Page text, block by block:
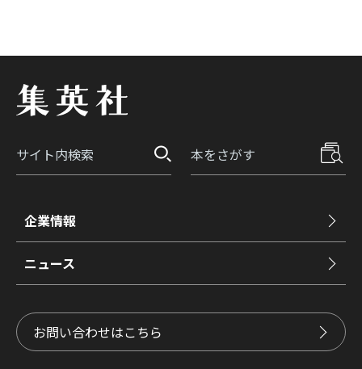
企業情報
ニュース
お問い合わせはこちら